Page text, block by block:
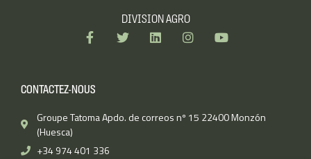
DIVISION AGRO
F
a
b
o
k
f
T
w
L
i
n
I
n
a
Y
o
CONTACTEZ-NOUS
Groupe Tatoma Apdo. de correos nº 15 22400 Monzón
(Huesca)
+34 974 401 336